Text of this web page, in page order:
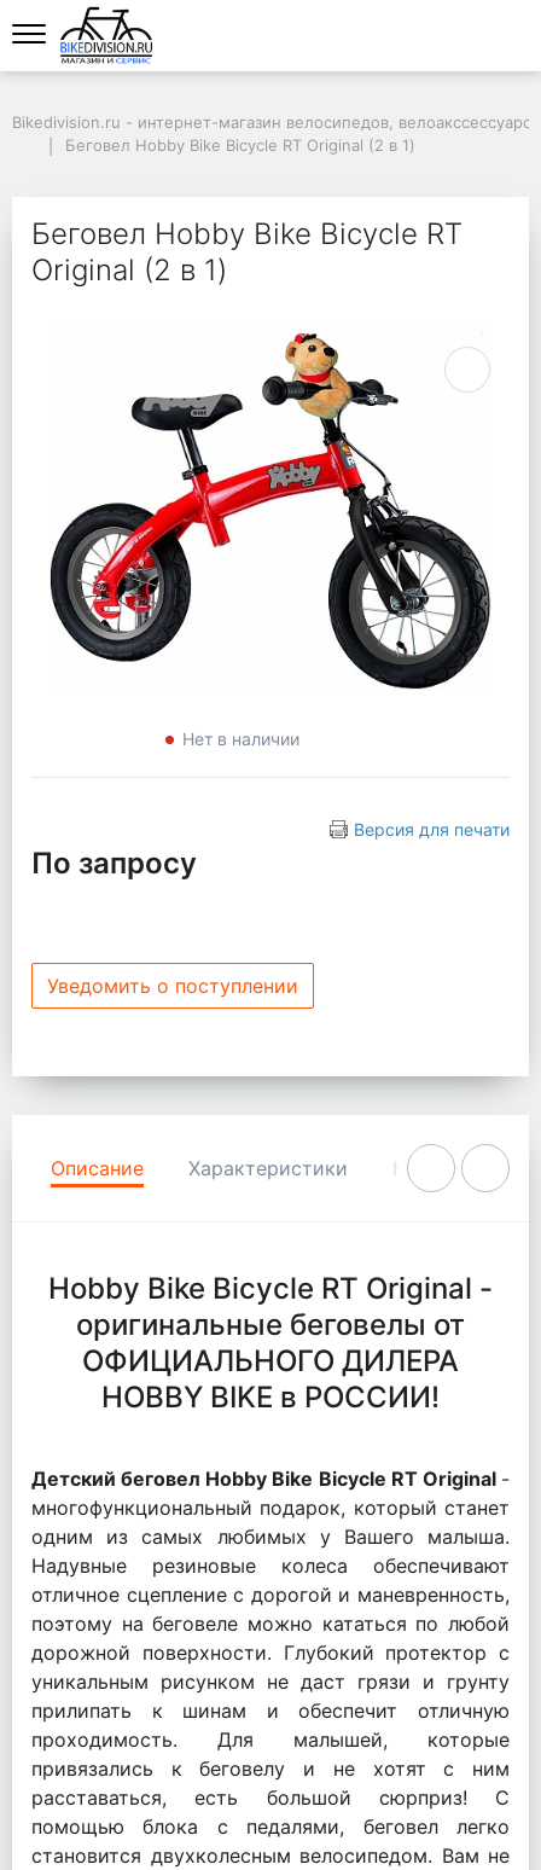
Bikedivision.ru - интернет-магазин велосипедов,
Беговел Hobby Bike Bicycle RT Original (2 в 1)
Беговел Hobby Bike Bicycle RT
Original (2 в 1)
Нет в наличии
Версия для печати
По запросу
Уведомить о поступлении
Описание Характеристики Комментарии
Hobby Bike Bicycle RT Original -
оригинальные беговелы от
ОФИЦИАЛЬНОГО ДИЛЕРА
HOBBY BIKE в РОССИИ!
Детский беговел Hobby Bike Bicycle RT Original -
многофункциональный подарок, который станет
одним из самых любимых у Вашего малыша.
Надувные резиновые колеса обеспечивают
отличное сцепление с дорогой и маневренность,
поэтому на беговеле можно кататься по любой
дорожной поверхности. Глубокий протектор с
уникальным рисунком не даст грязи и грунту
прилипать к шинам и обеспечит отличную
проходимость. Для малышей, которые
привязались к беговелу и не хотят с ним
расставаться, есть большой сюрприз! С
помощью блока с педалями, беговел легко
становится двухколесным велосипедом. Вам не